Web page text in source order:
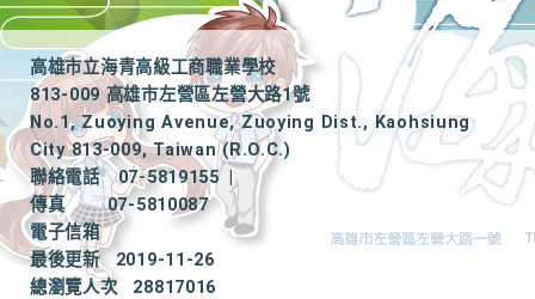
高雄市立海青高級工商職業學校
813-009 高雄市左營區左營大路1號
No.1, Zuoying Avenue, Zuoying Dist., Kaohsiung
City 813-009, Taiwan (R.O.C.)
聯絡電話
07-5819155
|
傳真
07-5810087
電子信箱
最後更新
2019-11-26
總瀏覽人次
28817016